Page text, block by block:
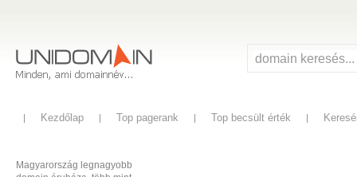
Kezdőlap Top pagerank Top becsült érték
Magyarország legnagyobb